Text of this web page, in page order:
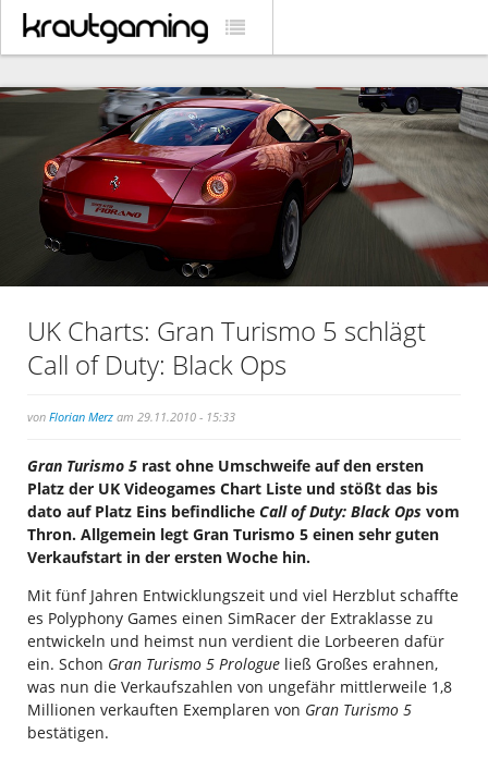
UK Charts: Gran Turismo 5 schlägt
Call of Duty: Black Ops
von Florian Merz am 29.11.2010 - 15:33
Gran Turismo 5 rast ohne Umschweife auf den ersten
Platz der UK Videogames Chart Liste und stößt das bis
dato auf Platz Eins befindliche Call of Duty: Black Ops vom
Thron. Allgemein legt Gran Turismo 5 einen sehr guten
Verkaufstart in der ersten Woche hin.
Mit fünf Jahren Entwicklungszeit und viel Herzblut schaffte
es Polyphony Games einen SimRacer der Extraklasse zu
entwickeln und heimst nun verdient die Lorbeeren dafür
ein. Schon Gran Turismo 5 Prologue ließ Großes erahnen,
was nun die Verkaufszahlen von ungefähr mittlerweile 1,8
Millionen verkauften Exemplaren von Gran Turismo 5
bestätigen.